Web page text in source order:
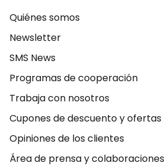
Quiénes somos
Newsletter
SMS News
Programas de cooperación
Trabaja con nosotros
Cupones de descuento y ofertas
Opiniones de los clientes
Área de prensa y colaboraciones